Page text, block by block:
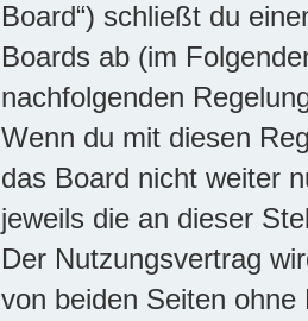
Board“) schließt du
Boards ab (im
nachfolgenden
Wenn du mit diesen
das Board nicht weiter
jeweils die an dieser
Der Nutzungsvertrag
von beiden Seiten